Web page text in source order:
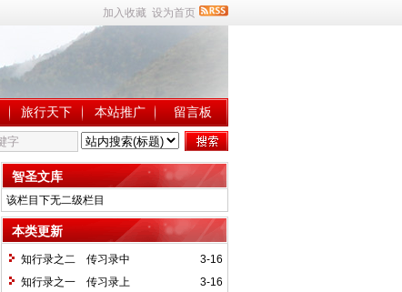
加入收藏 设为首页
旅行天下 本站推广 留言板
智圣文库
该栏目下无二级栏目
本类更新
3-16
知行录之二 传习录中
3-16
知行录之一 传习录上